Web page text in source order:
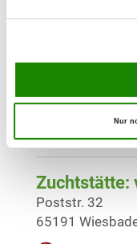
Nur
Zuchtstätte:
65199
Zuchtstätte:
Poststr. 32
65191